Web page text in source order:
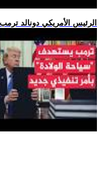
.. الرئيس الأمريكي دونالد